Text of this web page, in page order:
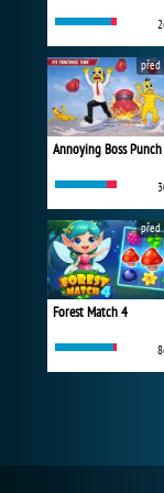
před
Forest Match 4
před